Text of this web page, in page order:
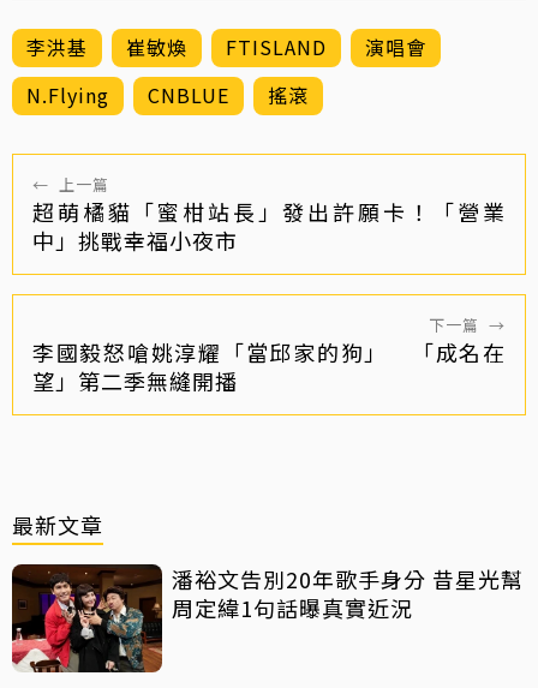
李洪基 崔敏煥 FTISLAND
演唱會
N.Flying
CNBLUE 搖滾
← 上一篇
超萌橘貓「蜜柑站長」發出許願卡！「營業
中」挑戰幸福小夜市
下一篇 →
李國毅怒嗆姚淳耀「當邱家的狗」 「成名在
望」第二季無縫開播
最新文章
潘裕文告別20年歌手身分 昔星光幫
周定緯1句話曝真實近況